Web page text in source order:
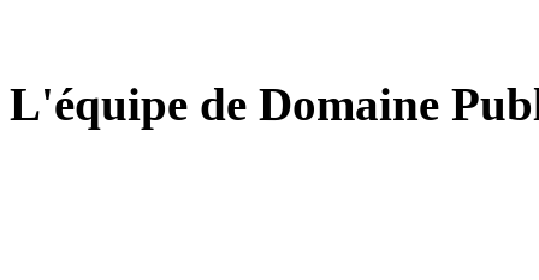
L'équipe de Domaine